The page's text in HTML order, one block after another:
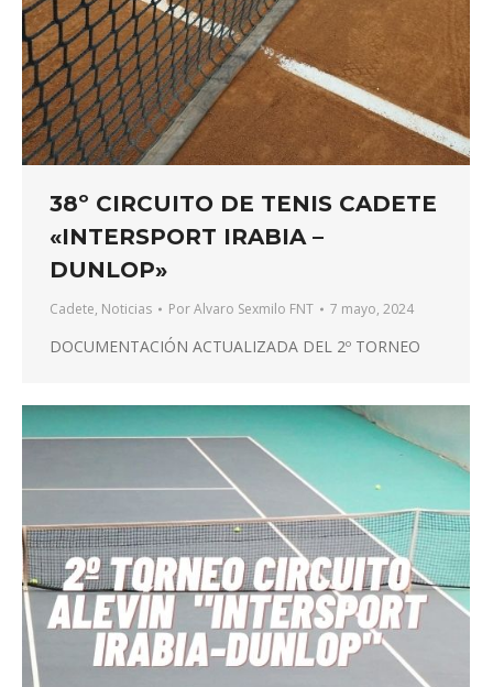
38º CIRCUITO DE TENIS CADETE
«INTERSPORT IRABIA –
DUNLOP»
Cadete, Noticias PorAlvaro Sexmilo FNT 7 mayo, 2024
DOCUMENTACIÓN ACTUALIZADA DEL 2º TORNEO